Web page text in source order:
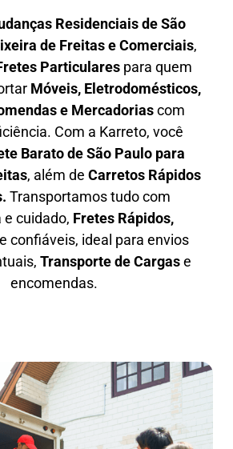
Residenciais de São
de Freitas e Comerciais,
retes Particulares para quem
Móveis, Eletrodomésticos,
e Mercadoriascom
Com a Karreto, você
Baratode São Paulo para
, além de Carretos Rápidos
. Transportamos tudo com
e cuidado, Fretes Rápidos,
confiáveis, ideal para envios
Transporte de Cargase
encomendas.